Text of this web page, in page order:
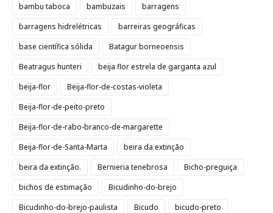
bambu taboca
bambuzais
barragens
barragens hidrelétricas
barreiras geográficas
base científica sólida
Batagur borneoensis
Beatragus hunteri
beija flor estrela de garganta azul
beija-flor
Beija-flor-de-costas-violeta
Beija-flor-de-peito-preto
Beija-flor-de-rabo-branco-de-margarette
Beija-flor-de-Santa-Marta
beira da extinção
beira da extinção.
Bernieria tenebrosa
Bicho-preguiça
bichos de estimação
Bicudinho-do-brejo
Bicudinho-do-brejo-paulista
Bicudo
bicudo-preto